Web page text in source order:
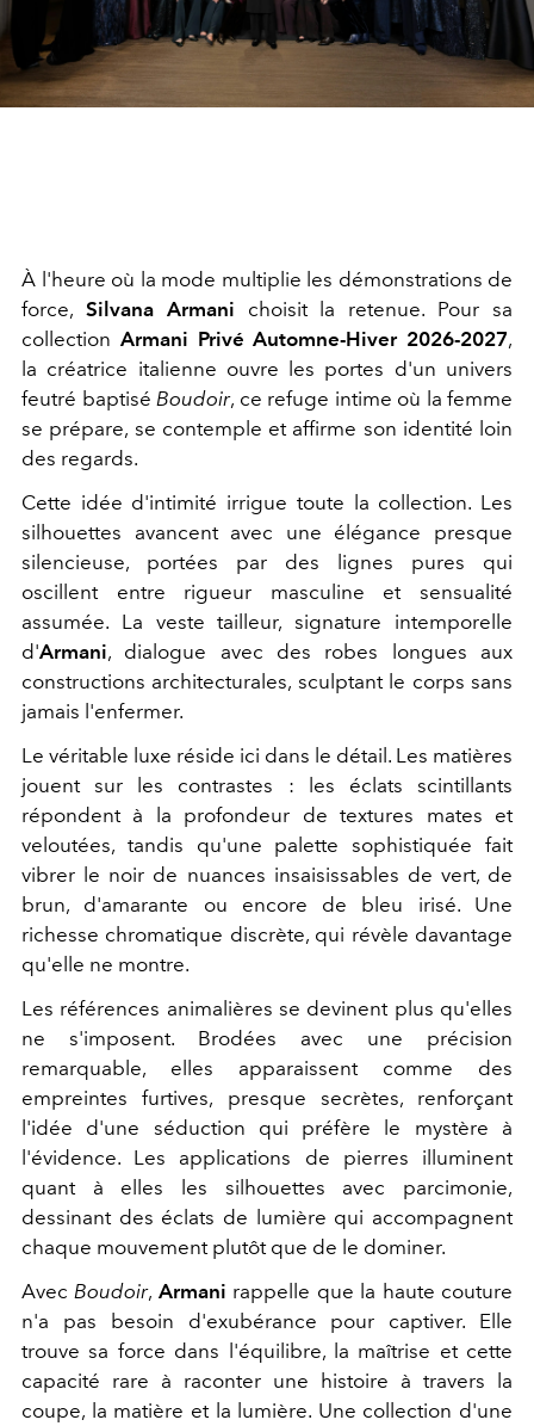
À l'heure où la mode multiplie les démonstrations de
force, Silvana Armani choisit la retenue. Pour sa
collection Armani Privé Automne-Hiver 2026-2027,
la créatrice italienne ouvre les portes d'un univers
feutré baptisé Boudoir, ce refuge intime où la femme
se prépare, se contemple et affirme son identité loin
des regards.
Cette idée d'intimité irrigue toute la collection. Les
silhouettes avancent avec une élégance presque
silencieuse, portées par des lignes pures qui
oscillent entre rigueur masculine et sensualité
assumée. La veste tailleur, signature intemporelle
d'Armani, dialogue avec des robes longues aux
constructions architecturales, sculptant le corps sans
jamais l'enfermer.
Le véritable luxe réside ici dans le détail. Les matières
jouent sur les contrastes : les éclats scintillants
répondent à la profondeur de textures mates et
veloutées, tandis qu'une palette sophistiquée fait
vibrer le noir de nuances insaisissables de vert, de
brun, d'amarante ou encore de bleu irisé. Une
richesse chromatique discrète, qui révèle davantage
qu'elle ne montre.
Les références animalières se devinent plus qu'elles
ne s'imposent. Brodées avec une précision
remarquable, elles apparaissent comme des
empreintes furtives, presque secrètes, renforçant
l'idée d'une séduction qui préfère le mystère à
l'évidence. Les applications de pierres illuminent
quant à elles les silhouettes avec parcimonie,
dessinant des éclats de lumière qui accompagnent
chaque mouvement plutôt que de le dominer.
Avec Boudoir, Armani rappelle que la haute couture
n'a pas besoin d'exubérance pour captiver. Elle
trouve sa force dans l'équilibre, la maîtrise et cette
capacité rare à raconter une histoire à travers la
coupe, la matière et la lumière. Une collection d'une